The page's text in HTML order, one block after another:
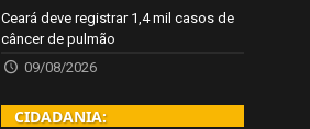
Ceará deve registrar 1,4 mil casos de
câncer de pulmão
09/08/2026
CIDADANIA: